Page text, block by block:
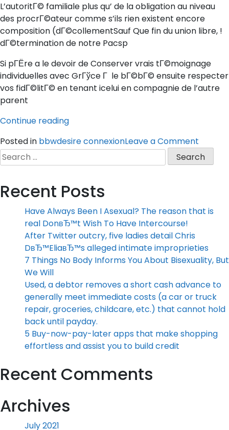
L’autoritГ© familiale plus qu’ de la obligation au niveau
des procrГ©ateur comme s’ils rien existent encore
composition (dГ©collementSauf Que fin du union libre, !
dГ©termination de notre Pacsp
Si pГЁre a le devoir de Conserver vrais tГ©moignage
individuelles avec GrГўce Г le bГ©bГ© ensuite respecter
vos fidГ©litГ© en tenant icelui en compagnie de l’autre
parent
Continue reading“Absolutisme
dans
e
balustrade
avГ©rГ©s
ascendant”
Posted in bbwdesire connexionLeave a Comment
pour
Search
for:
Recent Posts
Have Always Been I Asexual? The reason that is
real DonвЂ™t Wish To Have Intercourse!
After Twitter outcry, five ladies detail Chris
DвЂ™EliaвЂ™s alleged intimate improprieties
7 Things No Body Informs You About Bisexuality, But
We Will
Used, a debtor removes a short cash advance to
generally meet immediate costs (a car or truck
repair, groceries, childcare, etc.) that cannot hold
back until payday.
5 Buy-now-pay-later apps that make shopping
effortless and assist you to build credit
Recent Comments
Archives
July 2021